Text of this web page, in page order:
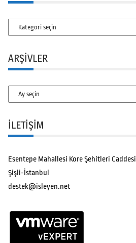
Kategoriler
ARŞIVLER
Arşivler
İLETİŞİM
Esentepe Mahallesi Kore Şehitleri Caddesi
Şişli-İstanbul
destek@isleyen.net